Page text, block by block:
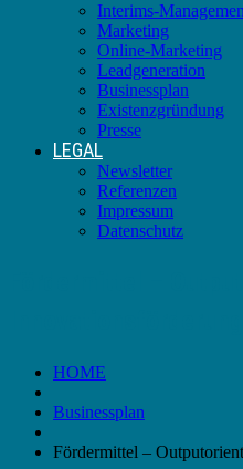
Interims-
Marketing
Online-Marketing
Leadgeneration
Businessplan
Existenzgründung
Presse
LEGAL
Newsletter
Referenzen
Impressum
Datenschutz
HOME
Businessplan
Fördermittel –